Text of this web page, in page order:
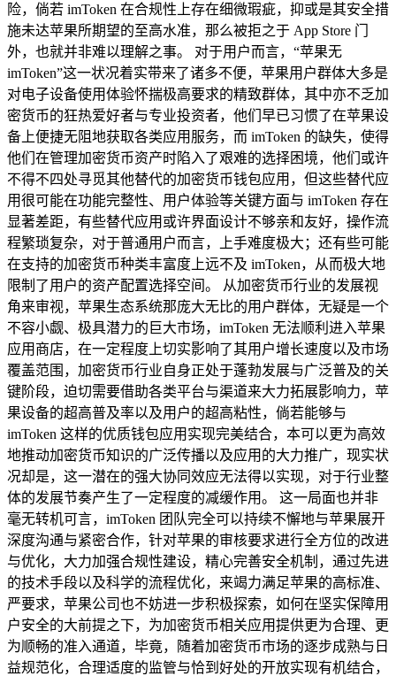
险，倘若 imToken 在合规性上存在细微瑕疵，抑或是其安全措
施未达苹果所期望的至高水准，那么被拒之于 App Store 门
外，也就并非难以理解之事。 对于用户而言，“苹果无
imToken”这一状况着实带来了诸多不便，苹果用户群体大多是
对电子设备使用体验怀揣极高要求的精致群体，其中亦不乏加
密货币的狂热爱好者与专业投资者，他们早已习惯了在苹果设
备上便捷无阻地获取各类应用服务，而 imToken 的缺失，使得
他们在管理加密货币资产时陷入了艰难的选择困境，他们或许
不得不四处寻觅其他替代的加密货币钱包应用，但这些替代应
用很可能在功能完整性、用户体验等关键方面与 imToken 存在
显著差距，有些替代应用或许界面设计不够亲和友好，操作流
程繁琐复杂，对于普通用户而言，上手难度极大；还有些可能
在支持的加密货币种类丰富度上远不及 imToken，从而极大地
限制了用户的资产配置选择空间。 从加密货币行业的发展视
角来审视，苹果生态系统那庞大无比的用户群体，无疑是一个
不容小觑、极具潜力的巨大市场，imToken 无法顺利进入苹果
应用商店，在一定程度上切实影响了其用户增长速度以及市场
覆盖范围，加密货币行业自身正处于蓬勃发展与广泛普及的关
键阶段，迫切需要借助各类平台与渠道来大力拓展影响力，苹
果设备的超高普及率以及用户的超高粘性，倘若能够与
imToken 这样的优质钱包应用实现完美结合，本可以更为高效
地推动加密货币知识的广泛传播以及应用的大力推广，现实状
况却是，这一潜在的强大协同效应无法得以实现，对于行业整
体的发展节奏产生了一定程度的减缓作用。 这一局面也并非
毫无转机可言，imToken 团队完全可以持续不懈地与苹果展开
深度沟通与紧密合作，针对苹果的审核要求进行全方位的改进
与优化，大力加强合规性建设，精心完善安全机制，通过先进
的技术手段以及科学的流程优化，来竭力满足苹果的高标准、
严要求，苹果公司也不妨进一步积极探索，如何在坚实保障用
户安全的大前提之下，为加密货币相关应用提供更为合理、更
为顺畅的准入通道，毕竟，随着加密货币市场的逐步成熟与日
益规范化，合理适度的监管与恰到好处的开放实现有机结合，